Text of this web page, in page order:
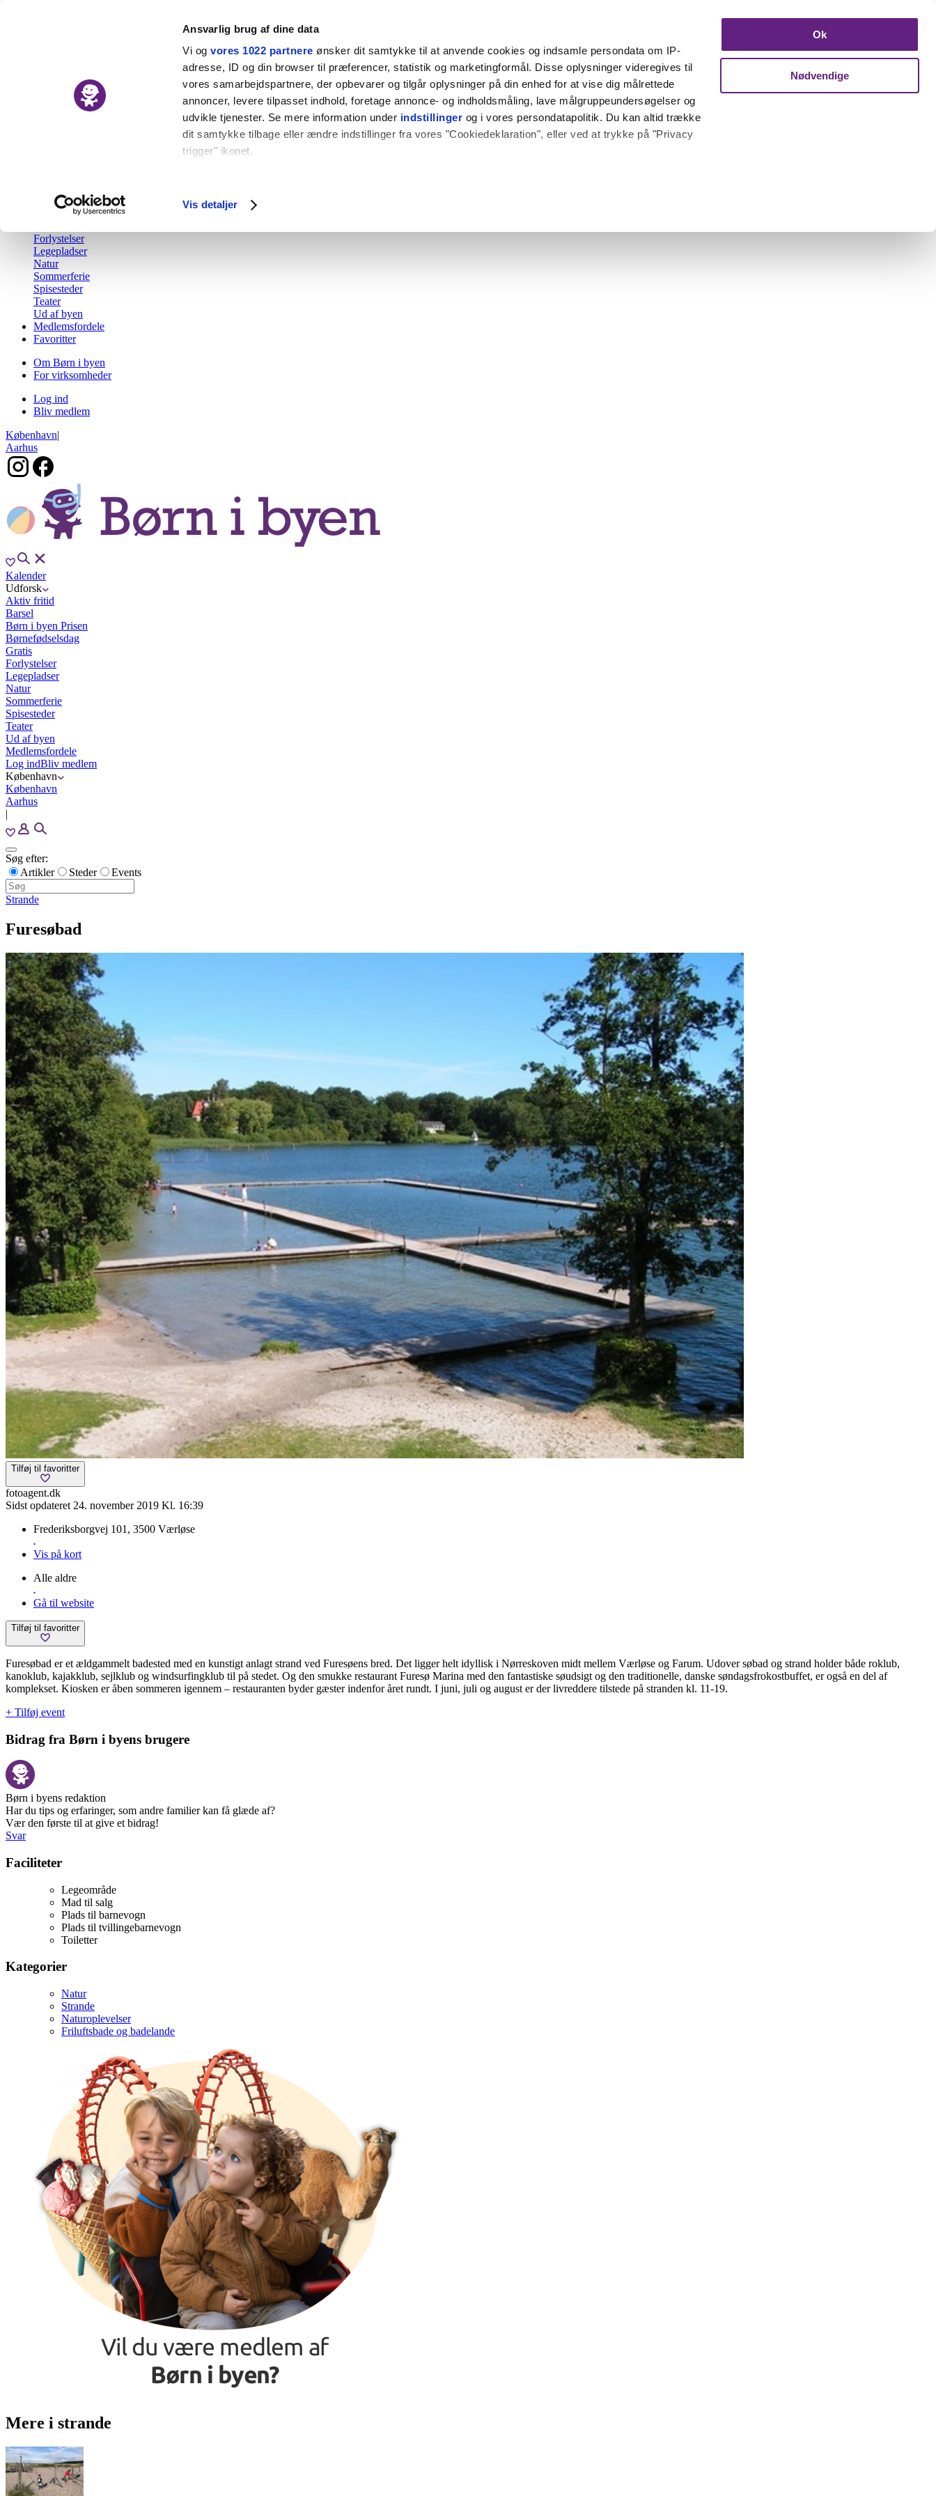
Ansvarlig brug af dine data
Vi ogvores 1022 partnere ønsker dit samtykke til at anvende cookies og indsamle persondata om IP-
adresse, ID og din browser til præferencer, statistik og marketingformål. Disse oplysninger videregives til
vores samarbejdspartnere, der opbevarer og tilgår oplysninger på din enhed for at vise dig målrettede
annoncer, levere tilpasset indhold, foretage annonce- og indholdsmåling, lave målgruppeundersøgelser og
udvikle tjenester. Se mere information under indstillinger og i vores persondatapolitik. Du kan altid trække
dit samtykke tilbage eller ændre indstillinger fra vores "Cookiedeklaration", eller ved at trykke på "Privacy
trigger" ikonet.
Indsamle præcise oplysninger om din placering, der kan være nøjagtig inden for få meter
Vis detaljer
Ok
Nødvendige
Børn i byen Prisen
Børnefødselsdag
Forlystelser
Legepladser
Natur
Sommerferie
Spisesteder
Teater
Ud af byen
Medlemsfordele
Favoritter
Om Børn i byen
For virksomheder
Log ind
Bliv medlem
København|
Aarhus
Kalender
Udforsk
Aktiv fritid
Barsel
Børn i byen Prisen
Børnefødselsdag
Gratis
Forlystelser
Legepladser
Natur
Sommerferie
Spisesteder
Teater
Ud af byen
Medlemsfordele
Log indBliv medlem
København
København
Aarhus
|
Søg efter:
Artikler
Steder Events
Strande
Furesøbad
Tilføj til favoritter
fotoagent.dk
Sidst opdateret 24. november 2019 Kl. 16:39
Frederiksborgvej 101, 3500 Værløse
Vis på kort
Alle aldre
Gå til website
Tilføj til favoritter
Furesøbad er et ældgammelt badested med en kunstigt anlagt strand ved Furesøens bred. Det ligger helt idyllisk i Nørreskoven midt mellem Værløse og Farum. Udover søbad og strand holder både roklub,
kanoklub, kajakklub, sejlklub og windsurfingklub til på stedet. Og den smukke restaurant Furesø Marina med den fantastiske søudsigt og den traditionelle, danske søndagsfrokostbuffet, er også en del af
komplekset. Kiosken er åben sommeren igennem – restauranten byder gæster indenfor året rundt. I juni, juli og august er der livreddere tilstede på stranden kl. 11-19.
+ Tilføj event
Bidrag fra Børn i byens brugere
Børn i byens redaktion
Har du tips og erfaringer, som andre familier kan få glæde af?
Vær den første til at give et bidrag!
Svar
Faciliteter
Legeområde
Mad til salg
Plads til barnevogn
Plads til tvillingebarnevogn
Toiletter
Kategorier
Natur
Strande
Naturoplevelser
Friluftsbade og badelande
Mere i strande